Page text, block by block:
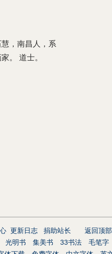
，南昌人，系
。 道士。
更新日志 捐助站长
返回顶部
光明书 集美书 33书法 毛笔字